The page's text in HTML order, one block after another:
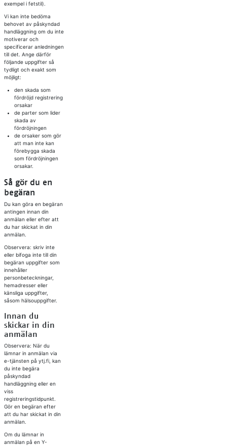
exempel i fetstil).
Vi kan inte bedöma
behovet av påskyndad
handläggning om du inte
motiverar och
specificerar anledningen
till det. Ange därför
följande uppgifter så
tydligt och exakt som
möjligt:
den skada som
fördröjd registrering
orsakar
de parter som lider
skada av
fördröjningen
de orsaker som gör
att man inte kan
förebygga skada
som fördröjningen
orsakar.
Så gör du en
begäran
Du kan göra en begäran
antingen innan din
anmälan eller efter att
du har skickat in din
anmälan.
Observera: skriv inte
eller bifoga inte till din
begäran uppgifter som
innehåller
personbeteckningar,
hemadresser eller
känsliga uppgifter,
såsom hälsouppgifter.
Innan du
skickar in din
anmälan
Observera: När du
lämnar in anmälan via
e-tjänsten på ytj.fi, kan
du inte begära
påskyndad
handläggning eller en
viss
registreringstidpunkt.
Gör en begäran efter
att du har skickat in din
anmälan.
Om du lämnar in
anmälan på en Y-